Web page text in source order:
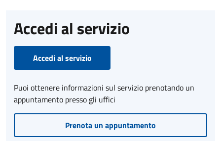
Accedi al servizio
Accedi al servizio
Puoi ottenere informazioni sul servizio prenotando un
appuntamento presso gli uffici
Prenota un appuntamento